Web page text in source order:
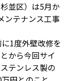
並区）は5月か
ンテナンス工事
1度外壁改修を
から今回サイ
テンレス製の